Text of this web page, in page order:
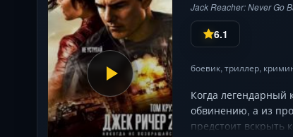
Jack Reacher: Never Go
6.1
боевик, триллер,
Когда легендарный
обвинению, а из
предстоит вскрыть